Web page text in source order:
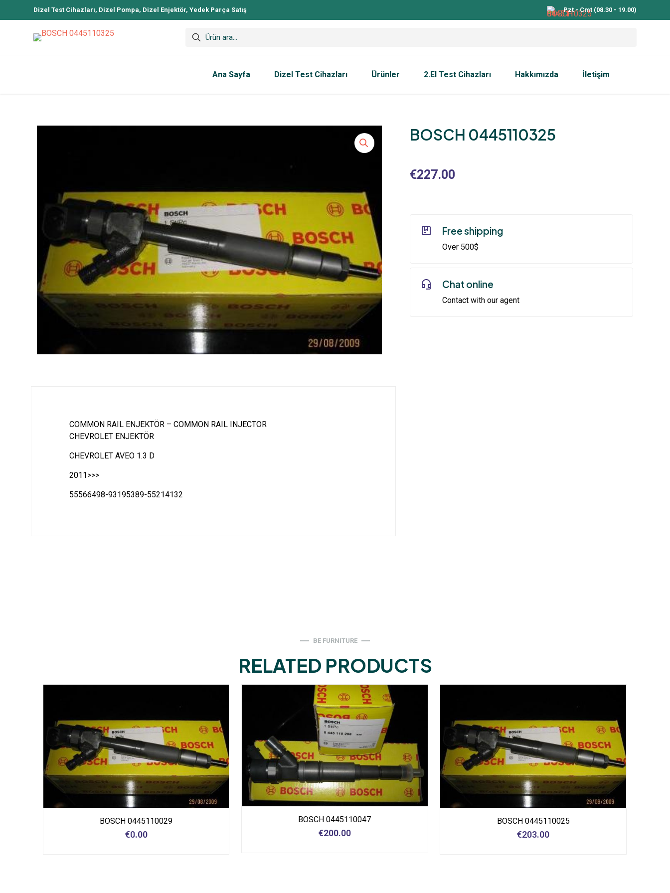
Dizel Test Cihazları, Dizel Pompa, Dizel Enjektör, Yedek Parça Satış Pzt - Cmt (08.30 - 19.00)
Ana Sayfa Dizel Test Cihazları Ürünler 2.El Test Cihazları Hakkımızda İletişim
BOSCH 0445110325
€227.00
Free shipping
Over 500$
Chat online
Contact with our agent
COMMON RAIL ENJEKTÖR – COMMON RAIL INJECTOR
CHEVROLET ENJEKTÖR
CHEVROLET AVEO 1.3 D
2011>>>
55566498-93195389-55214132
BE FURNITURE
RELATED PRODUCTS
BOSCH 0445110029
€0.00
BOSCH 0445110047
€200.00
BOSCH 0445110025
€203.00